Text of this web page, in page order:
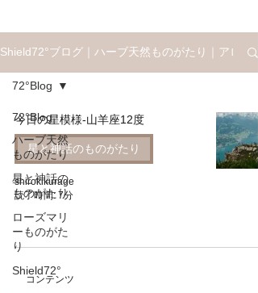
Shield72°ブログ｜ハーブ天然ものがたり｜アロマ
72°Blog
ハーブ天然
ものがたり
星と神話の
ものがたり
ローズマリ
ーものがた
り
Shield72°
72°Blog
今日の星模様-山羊座12度
星と神話のものがたり
shirokikurage
読了時間: 7分
コンテンツ